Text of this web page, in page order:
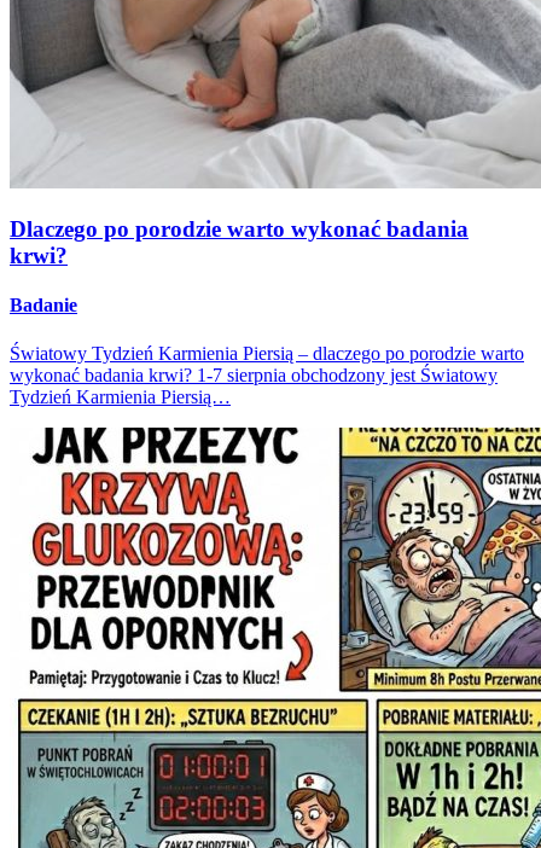
Dlaczego po porodzie warto wykonać badania
krwi?
Badanie
Światowy Tydzień Karmienia Piersią – dlaczego po porodzie warto
wykonać badania krwi? 1-7 sierpnia obchodzony jest Światowy
Tydzień Karmienia Piersią…